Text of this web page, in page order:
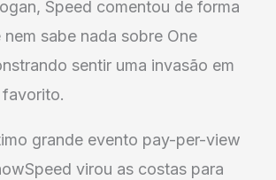
Speed comentou de forma
nem sabe nada sobre One
sentir uma invasão em
favorito.
grande evento pay-per-view
virou as costas para